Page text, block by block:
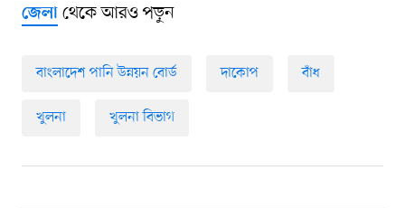
জেলাথেকে আরও পড়ুন
বাংলাদেশ পানি উন্নয়ন বোর্ড দাকোপ বাঁধ
খুলনা খুলনা বিভাগ